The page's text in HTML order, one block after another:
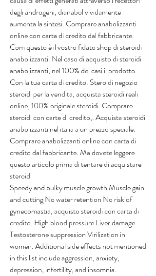
degli androgeni, dianabol vividamente
aumenta la sintesi. Comprare anabolizzanti
online con carta di credito dal fabbricante.
Com questo è il vostro fidato shop di steroidi
anabolizzanti. Nel caso di acquisto di steroidi
anabolizzanti, nel 100% dei casi il prodotto.
Con la tua carta di credito. Steroidi negozio
steroidi per la vendita, acquista steroidi reali
online, 100% originale steroidi. Comprare
steroidi con carte di credito,. Acquista steroidi
anabolizzanti nel italia a un prezzo speciale.
Comprare anabolizzanti online con carta di
credito dal fabbricante. Ma dovete leggere
questo articolo prima di tentare di acquistare
steroidi
Speedy and bulky muscle growth Muscle gain
and cutting No water retention No risk of
gynecomastia, acquisto steroidi con carta di
credito. High blood pressure Liver damage
Testosterone suppression Virilization in
women. Additional side effects not mentioned
in this list include aggression, anxiety,
depression, infertility, and insomnia.